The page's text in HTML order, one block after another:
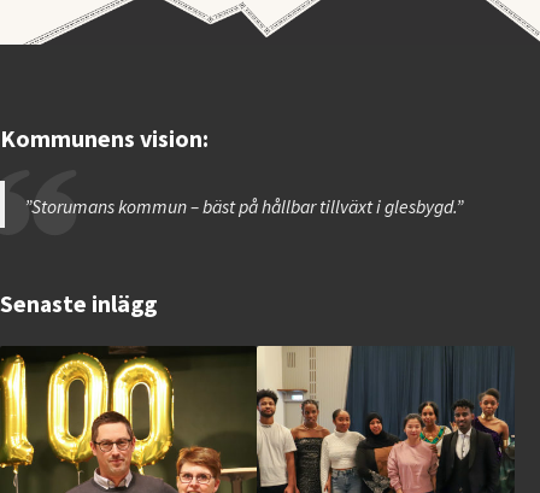
Kommunens vision:
”Storumans kommun – bäst på hållbar tillväxt i glesbygd.”
Senaste inlägg